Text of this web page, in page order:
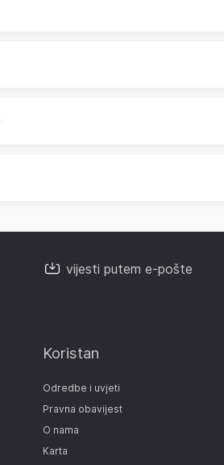
vijesti putem e-pošte
Koristan
Odredbe i uvjeti
Pravna obavijest
O nama
Karta